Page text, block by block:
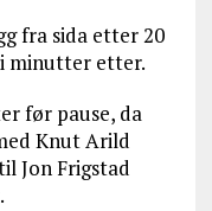
fra sida etter 20
minutter etter.
før pause, da
Knut Arild
Jon Frigstad